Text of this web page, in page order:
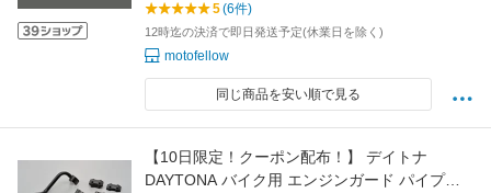
5(6件)
12時迄の決済で即日発送予定(休業日を除く)
motofellow
同じ商品を安い順で見る
【10日限定！クーポン配布！】 デイトナ
DAYTONA バイク用 エンジンガード パイプエ